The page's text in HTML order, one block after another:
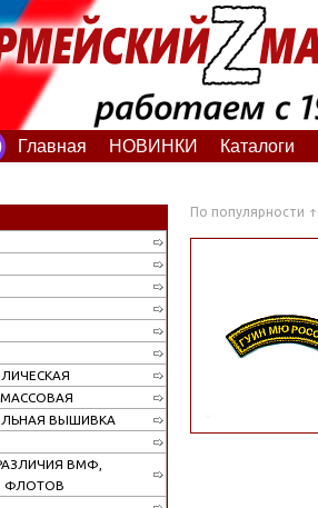
Главная НОВИНКИ Каталоги
ВЫШИВКА
ВМФ,
ФЛОТОВ
По популярности